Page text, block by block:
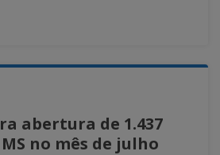
abertura de 1.437
no mês de julho